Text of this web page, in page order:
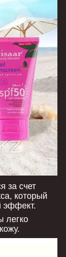
за счет
который
эффект.
легко